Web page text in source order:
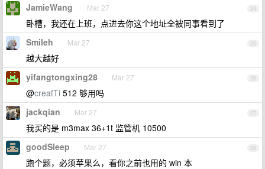
24
JamieWang Mar 27
卧槽，我还在上班，点进去你这个地址全被同事看到了
25
Smileh Mar 27
越大越好
26
yifangtongxing28 Mar 27
@creafTi 512 够用吗
27
jackqian Mar 27
我买的是 m3max 36+1t 监管机 10500
28
goodSleep Mar 27
跑个题，必须苹果么，看你之前也用的 win 本